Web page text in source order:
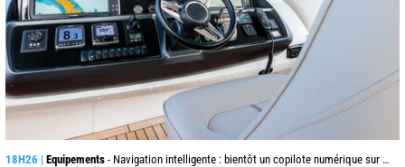
18H26 | Equipements - Navigation intelligente : bientôt un copilote numérique sur nos voiliers ?